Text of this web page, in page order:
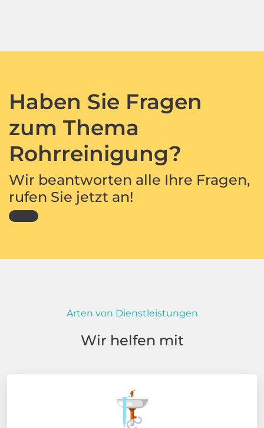
Haben Sie Fragen
zum Thema
Rohrreinigung?
Wir beantworten alle Ihre Fragen,
rufen Sie jetzt an!
Arten von Dienstleistungen
Wir helfen mit